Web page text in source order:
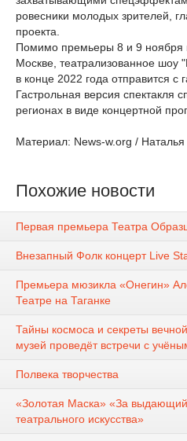
ровесники молодых зрителей,
проекта.
Помимо премьеры 8 и 9 ноября
Москве, театрализованное
в конце 2022 года отправится с
Гастрольная версия спектакля
регионах в виде концертной
Материал: News-w.org / Наталья
Похожие новости
Первая премьера Театра
Внезапный Фолк концерт Live
Премьера мюзикла «Онегин»
Театре на Таганке
Тайны космоса и секреты
музей проведёт встречи с
Полвека творчества
«Золотая Маска» «За
театрального искусства»